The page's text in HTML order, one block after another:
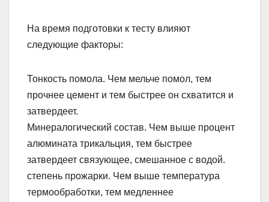
На время подготовки к тесту влияют
следующие факторы:
Тонкость помола. Чем мельче помол, тем
прочнее цемент и тем быстрее он схватится и
затвердеет.
Минералогический состав. Чем выше процент
алюмината трикальция, тем быстрее
затвердеет связующее, смешанное с водой.
степень прожарки. Чем выше температура
термообработки, тем медленнее